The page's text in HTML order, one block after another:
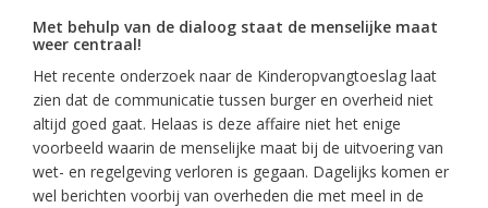
Met behulp van de dialoog staat de menselijke maat
weer centraal!
Het recente onderzoek naar de Kinderopvangtoeslag laat
zien dat de communicatie tussen burger en overheid niet
altijd goed gaat. Helaas is deze affaire niet het enige
voorbeeld waarin de menselijke maat bij de uitvoering van
wet- en regelgeving verloren is gegaan. Dagelijks komen er
wel berichten voorbij van overheden die met meel in de